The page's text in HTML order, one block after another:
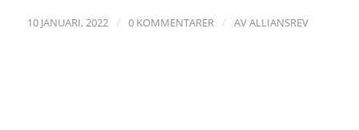
10 JANUARI, 2022 / 0 KOMMENTARER / AVALLIANSREV